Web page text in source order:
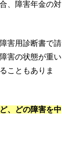
、障害年金の対
害用診断書で請
害の状態が重い
こともありま
、どの障害を中